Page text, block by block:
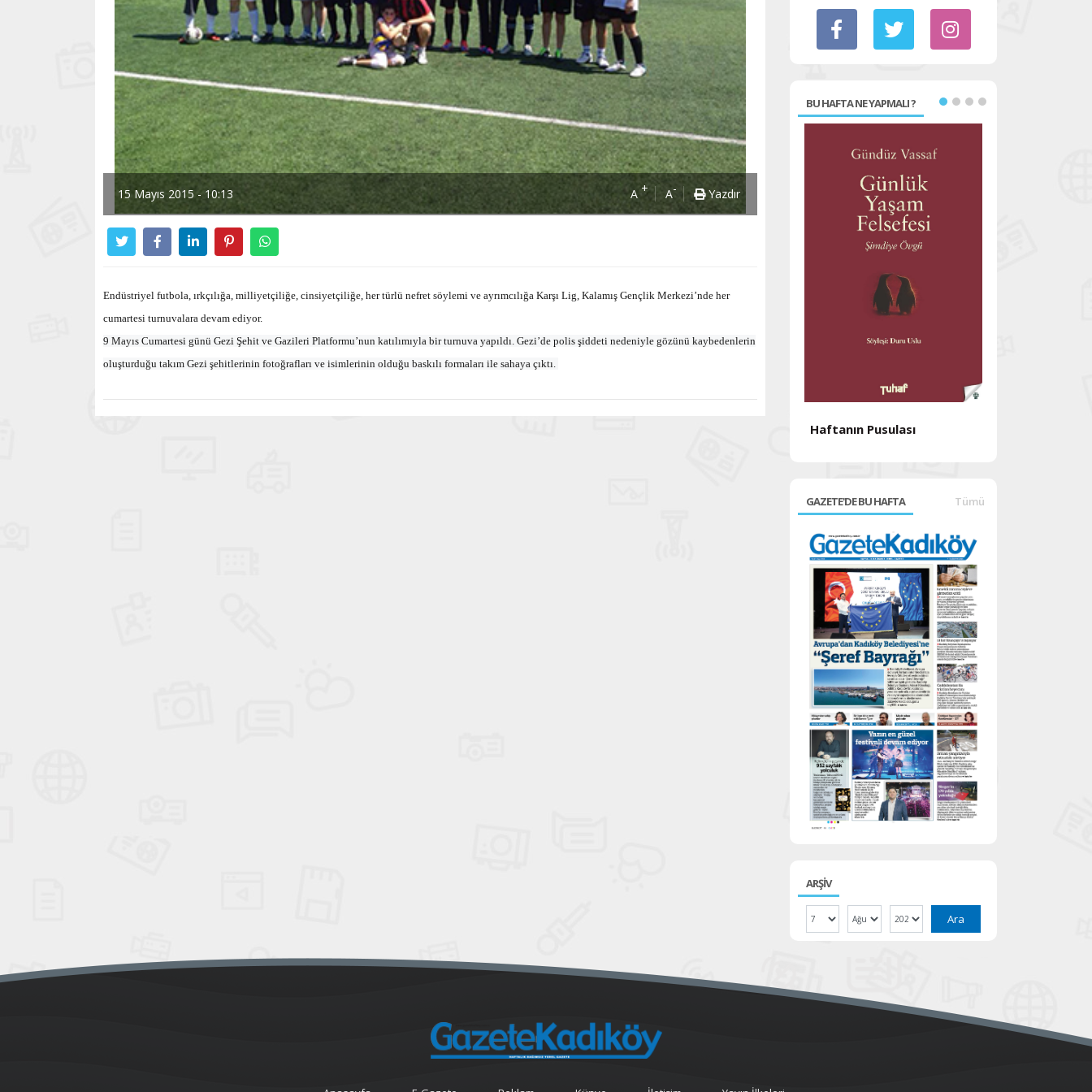
15 Mayıs 2015 - 10:13 A+ A- Yazdır
Endüstriyel futbola, ırkçılığa, milliyetçiliğe, cinsiyetçiliğe, her türlü nefret söylemi ve ayrımcılığa Karşı Lig, Kalamış Gençlik Merkezi’nde her
cumartesi turnuvalara devam ediyor.
9 Mayıs Cumartesi günü Gezi Şehit ve Gazileri Platformu’nun katılımıyla bir turnuva yapıldı. Gezi’de polis şiddeti nedeniyle gözünü kaybedenlerin
oluşturduğu takım Gezi şehitlerinin fotoğrafları ve isimlerinin olduğu baskılı formaları ile sahaya çıktı.
BU HAFTA NE YAPMALI ?
Haftanın Sinevizyonu Haftanın Pusulası
Haftanın Pusulası
GAZETE'DE BU HAFTA Tümü
ARŞİV
Ara